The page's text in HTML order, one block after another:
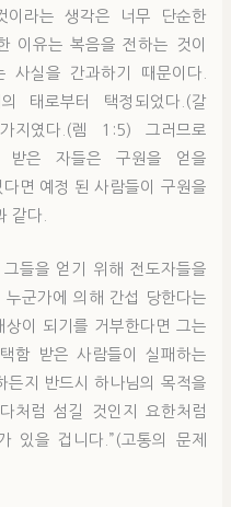
라는 생각은 너무 단순한
이유는 복음을 전하는 것이
사실을 간과하기 때문이다.
태로부터 택정되었다.(갈
지였다.(렘 1:5) 그러므로
받은 자들은 구원을 얻을
면 예정 된 사람들이 구원을
같다.
들을 얻기 위해 전도자들을
군가에 의해 간섭 당한다는
이 되기를 거부한다면 그는
함 받은 사람들이 실패하는
든지 반드시 하나님의 목적을
처럼 섬길 것인지 요한처럼
있을 겁니다.”(고통의 문제